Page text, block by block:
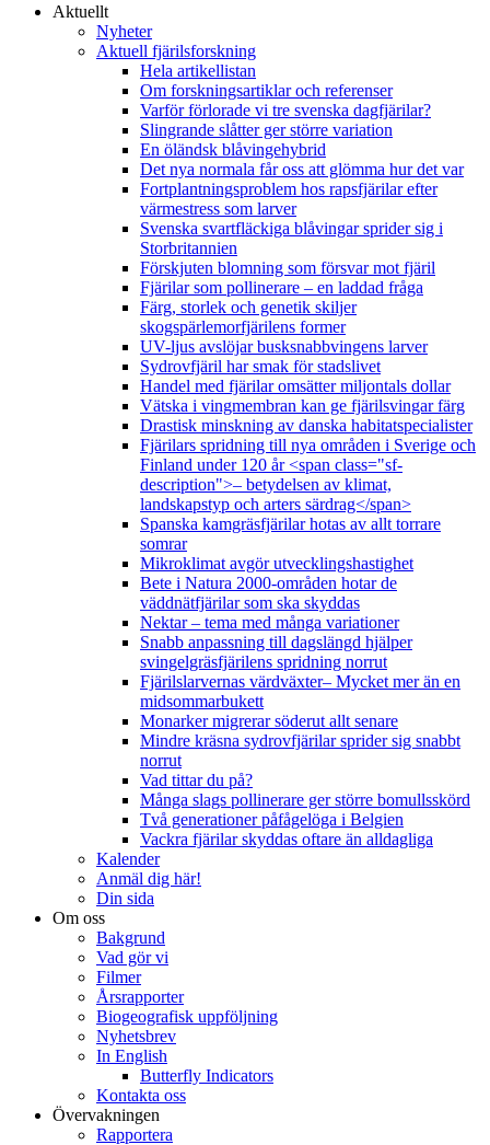
Aktuellt
Nyheter
Aktuell fjärilsforskning
Hela artikellistan
Om forskningsartiklar och referenser
Varför förlorade vi tre svenska dagfjärilar?
Slingrande slåtter ger större variation
En öländsk blåvingehybrid
Det nya normala får oss att glömma hur det var
Fortplantningsproblem hos rapsfjärilar efter
värmestress som larver
Svenska svartfläckiga blåvingar sprider sig i
Storbritannien
Förskjuten blomning som försvar mot fjäril
Fjärilar som pollinerare – en laddad fråga
Färg, storlek och genetik skiljer
skogspärlemorfjärilens former
UV-ljus avslöjar busksnabbvingens larver
Sydrovfjäril har smak för stadslivet
Handel med fjärilar omsätter miljontals dollar
Vätska i vingmembran kan ge fjärilsvingar färg
Drastisk minskning av danska habitatspecialister
Fjärilars spridning till nya områden i Sverige och
Finland under 120 år <span class="sf-
description">– betydelsen av klimat,
landskapstyp och arters särdrag</span>
Spanska kamgräsfjärilar hotas av allt torrare
somrar
Mikroklimat avgör utvecklingshastighet
Bete i Natura 2000-områden hotar de
väddnätfjärilar som ska skyddas
Nektar – tema med många variationer
Snabb anpassning till dagslängd hjälper
svingelgräsfjärilens spridning norrut
Fjärilslarvernas värdväxter– Mycket mer än en
midsommarbukett
Monarker migrerar söderut allt senare
Mindre kräsna sydrovfjärilar sprider sig snabbt
norrut
Vad tittar du på?
Många slags pollinerare ger större bomullsskörd
Två generationer påfågelöga i Belgien
Vackra fjärilar skyddas oftare än alldagliga
Kalender
Anmäl dig här!
Din sida
Om oss
Bakgrund
Vad gör vi
Filmer
Årsrapporter
Biogeografisk uppföljning
Nyhetsbrev
In English
Butterfly Indicators
Kontakta oss
Övervakningen
Rapportera